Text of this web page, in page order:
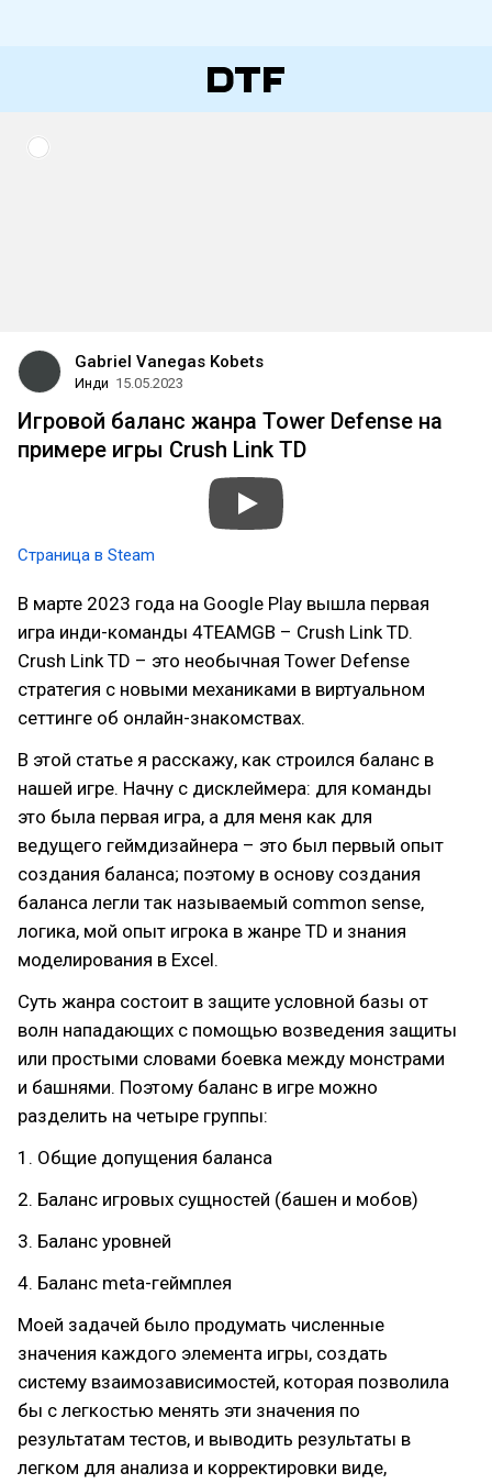
Gabriel Vanegas Kobets
Инди 15.05.2023
Игровой баланс жанра Tower Defense на
примере игры Crush Link TD
Страница в Steam
В марте 2023 года на Google Play вышла первая
игра инди-команды 4TEAMGB – Crush Link TD.
Crush Link TD – это необычная Tower Defense
стратегия с новыми механиками в виртуальном
сеттинге об онлайн-знакомствах.
В этой статье я расскажу, как строился баланс в
нашей игре. Начну с дисклеймера: для команды
это была первая игра, а для меня как для
ведущего геймдизайнера – это был первый опыт
создания баланса; поэтому в основу создания
баланса легли так называемый common sense,
логика, мой опыт игрока в жанре TD и знания
моделирования в Excel.
Суть жанра состоит в защите условной базы от
волн нападающих с помощью возведения защиты
или простыми словами боевка между монстрами
и башнями. Поэтому баланс в игре можно
разделить на четыре группы:
1. Общие допущения баланса
2. Баланс игровых сущностей (башен и мобов)
3. Баланс уровней
4. Баланс meta-геймплея
Моей задачей было продумать численные
значения каждого элемента игры, создать
систему взаимозависимостей, которая позволила
бы с легкостью менять эти значения по
результатам тестов, и выводить результаты в
легком для анализа и корректировки виде,